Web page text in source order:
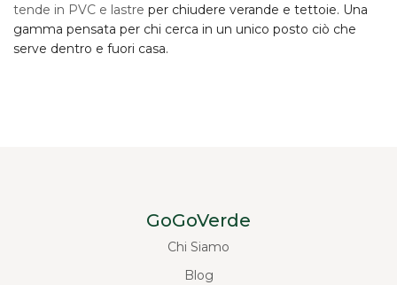
tende in PVC e lastre per chiudere verande e tettoie. Una
gamma pensata per chi cerca in un unico posto ciò che
serve dentro e fuori casa.
GoGoVerde
Chi Siamo
Blog